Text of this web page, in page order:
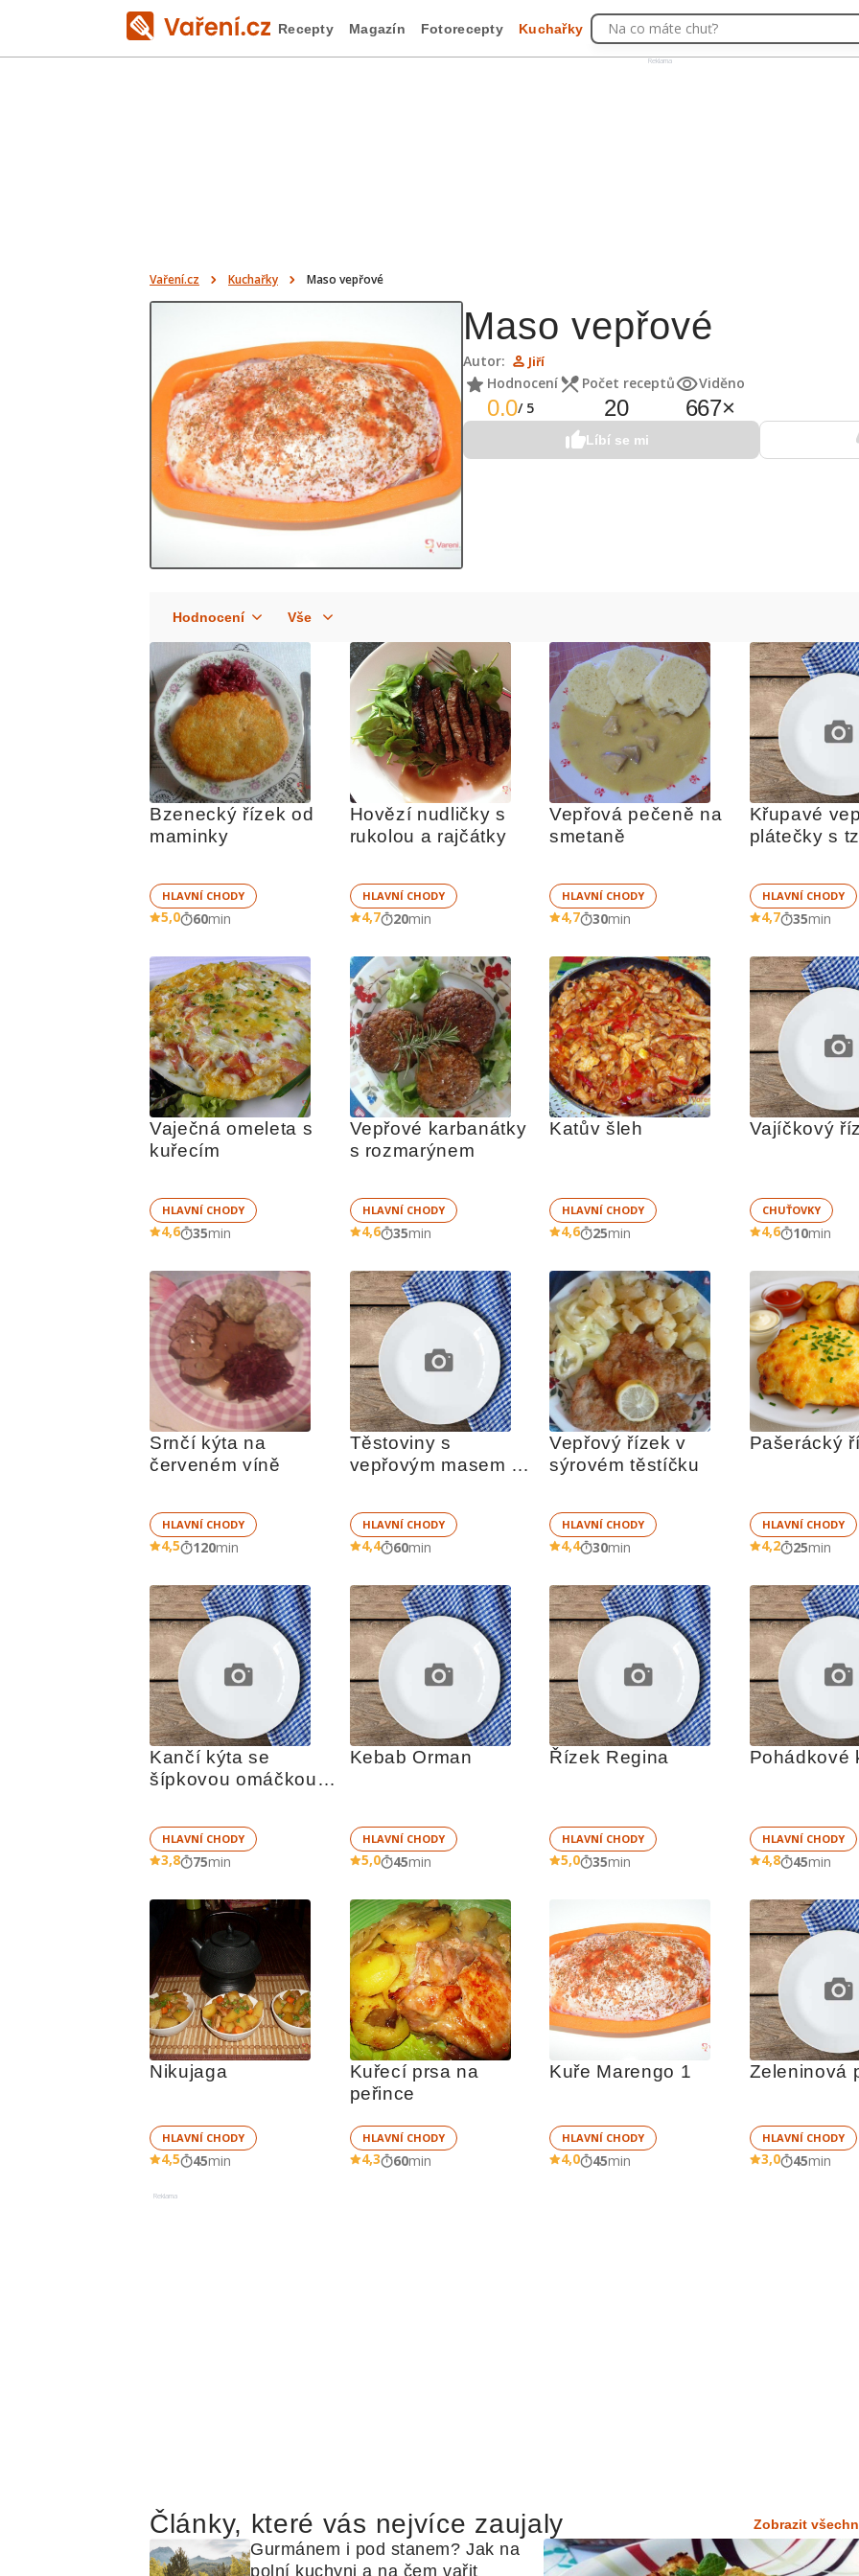
Reklama
Recepty Magazín Fotorecepty Kuchařky Na co máte chuť?
Vaření.cz Kuchařky Maso vepřové
Maso vepřové
Autor: Jiří
Hodnocení
0.0/ 5
Počet receptů
20
Viděno
667×
Líbí se mi
Bzenecký řízek od
maminky
HLAVNÍ CHODY
5,0 60min
Hovězí nudličky s
rukolou a rajčátky
HLAVNÍ CHODY
4,7 20min
Vepřová pečeně na
smetaně
HLAVNÍ CHODY
4,7 30min
Křupavé
plátečky s
HLAVNÍ CHODY
4,7 35min
Vaječná omeleta s
kuřecím
HLAVNÍ CHODY
4,6 35min
Vepřové karbanátky
s rozmarýnem
HLAVNÍ CHODY
4,6 35min
Katův šleh
HLAVNÍ CHODY
4,6 25min
Vajíčkový
CHUŤOVKY
4,6 10min
Srnčí kýta na
červeném víně
HLAVNÍ CHODY
4,5 120min
Těstoviny s
vepřovým masem a
HLAVNÍ CHODY
4,4 60min
Vepřový řízek v
sýrovém těstíčku
HLAVNÍ CHODY
4,4 30min
Pašerácký
HLAVNÍ CHODY
4,2 25min
Kančí kýta se
šípkovou omáčkou
HLAVNÍ CHODY
3,8 75min
Kebab Orman
HLAVNÍ CHODY
5,0 45min
Řízek Regina
HLAVNÍ CHODY
5,0 35min
Pohádkové
HLAVNÍ CHODY
4,8 45min
Nikujaga
HLAVNÍ CHODY
4,5 45min
Kuřecí prsa na
peřince
HLAVNÍ CHODY
4,3 60min
Kuře Marengo 1
HLAVNÍ CHODY
4,0 45min
Zeleninová
HLAVNÍ CHODY
3,0 45min
Reklama
Články, které vás nejvíce zaujaly Zobrazit
Gurmánem i pod stanem? Jak na
polní kuchyni a na čem vařit